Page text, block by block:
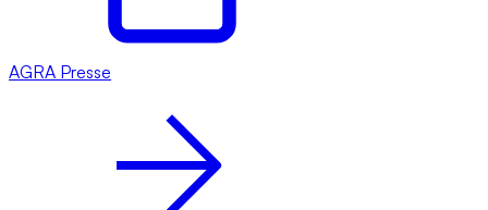
AGRA Presse